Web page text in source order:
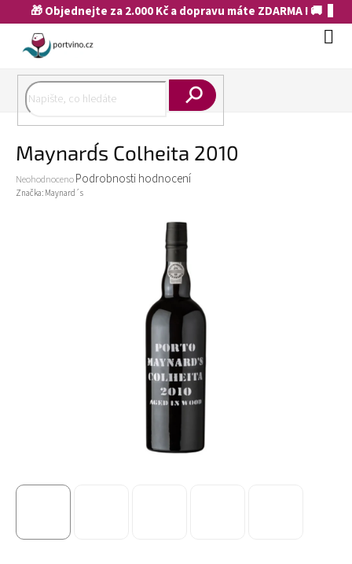
na
🎁 Objednejte za 2.000 Kč a dopravu máte ZDARMA ! 🚚
Maynard´s Colheita 2010
Průměrné
hodnocení
NeohodnocenoPodrobnosti hodnocení
Značka: Maynard´s